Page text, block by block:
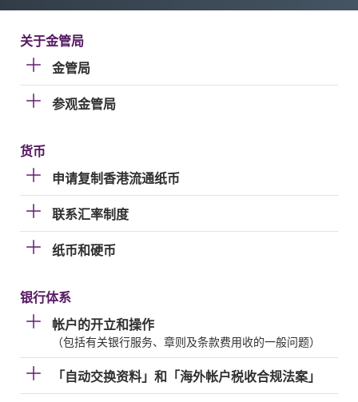
关于金管局
金管局
参观金管局
货币
申请复制香港流通纸币
联系汇率制度
纸币和硬币
银行体系
帐户的开立和操作
（包括有关银行服务、章则及条款费用收的一般问题）
「自动交换资料」和「海外帐户税收合规法案」